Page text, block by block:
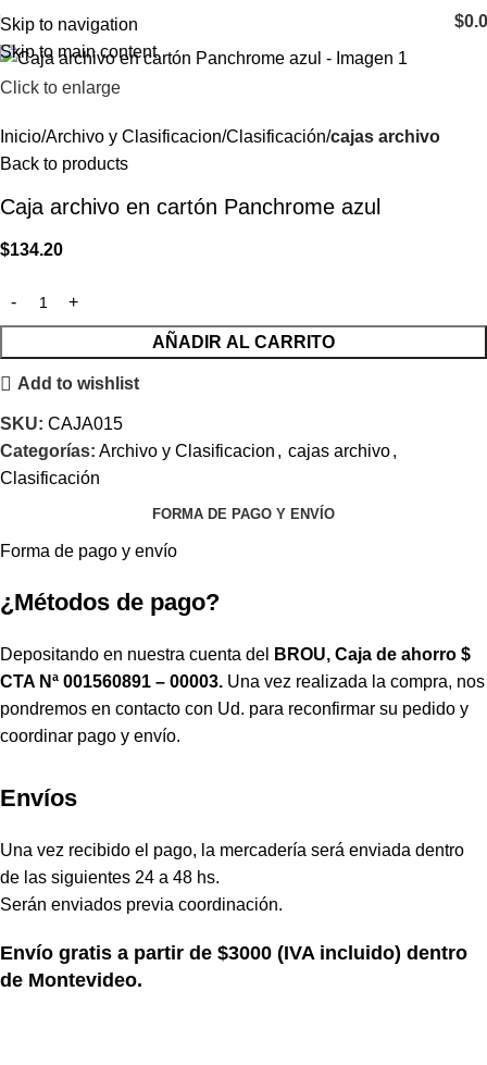
Skip to navigation
Skip to main content
$
Click to enlarge
Inicio Archivo y Clasificacion Clasificación cajas archivo
Back to products
Caja archivo en cartón Panchrome azul
$134.20
AÑADIR AL CARRITO
Add to wishlist
SKU: CAJA015
Categorías: Archivo y Clasificacion , cajas archivo,
Clasificación
FORMA DE PAGO Y ENVÍO
Forma de pago y envío
¿Métodos de pago?
Depositando en nuestra cuenta del
BROU, Caja de ahorro $
CTA Nª 001560891 – 00003. Una vez realizada la compra, nos
pondremos en contacto con Ud. para reconfirmar su pedido y
coordinar pago y envío.
Envíos
Una vez recibido el pago, la mercadería será enviada dentro
de las siguientes 24 a 48 hs.
Serán enviados previa coordinación.
Envío gratis a partir de $3000 (IVA incluido) dentro
de Montevideo.